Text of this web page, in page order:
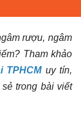
rượu, ngâm
Tham khảo
TPHCMuy tín,
sẻ trong bài viết